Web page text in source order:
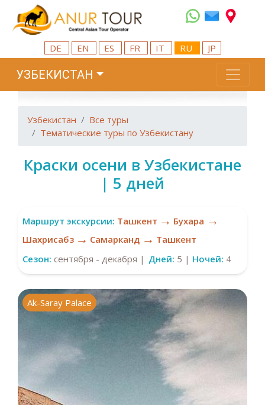
DE EN ES FR IT RU JP
УЗБЕКИСТАН
Узбекистан
Все туры
Тематические туры по Узбекистану
Краски оceни в Узбекистане
| 5 дней
Маршрут экскурсии: Ташкент → Бухара →
Шахрисабз → Самарканд → Ташкент
Сезон: сентября - декабря | Дней: 5 | Ночей: 4
Ak-Saray Palace